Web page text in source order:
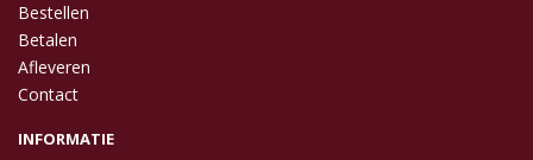
Bestellen
Betalen
Afleveren
Contact
INFORMATIE